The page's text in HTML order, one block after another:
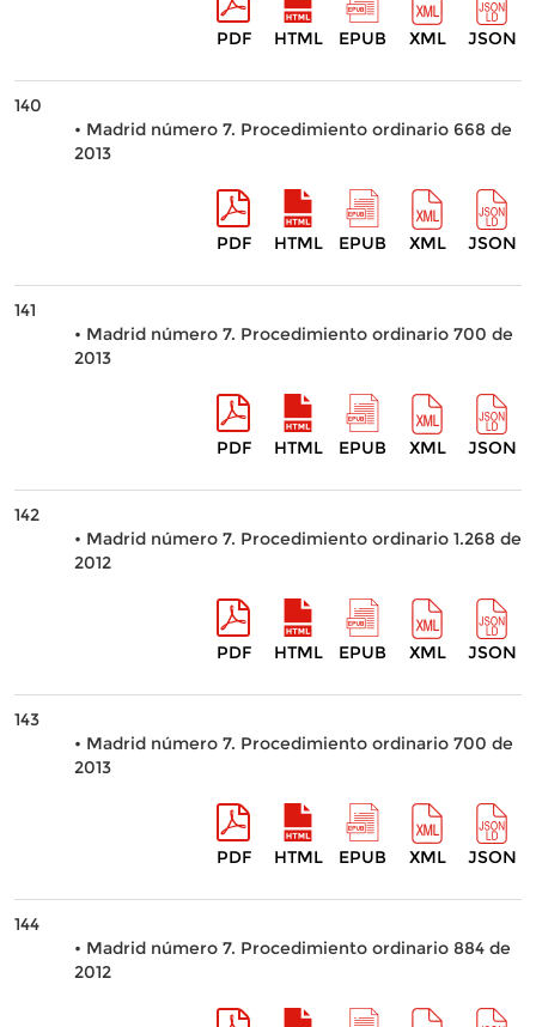
PDF HTML EPUB XML JSON
140
• Madrid número 7. Procedimiento ordinario 668 de
2013
PDF HTML EPUB XML JSON
141
• Madrid número 7. Procedimiento ordinario 700 de
2013
PDF HTML EPUB XML JSON
142
• Madrid número 7. Procedimiento ordinario 1.268 de
2012
PDF HTML EPUB XML JSON
143
• Madrid número 7. Procedimiento ordinario 700 de
2013
PDF HTML EPUB XML JSON
144
• Madrid número 7. Procedimiento ordinario 884 de
2012